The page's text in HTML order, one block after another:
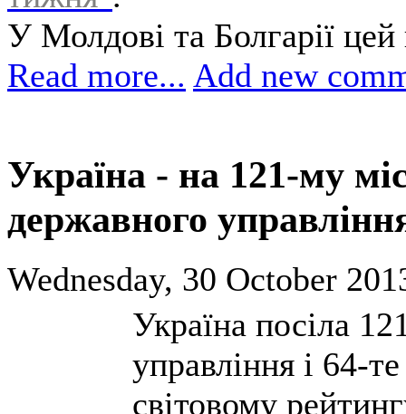
У Молдові та Болгарії цей
Read more... Add new
Україна - на 121-му
державного
Wednesday, 30 October
Україна посіла
управління і 64-
світовому